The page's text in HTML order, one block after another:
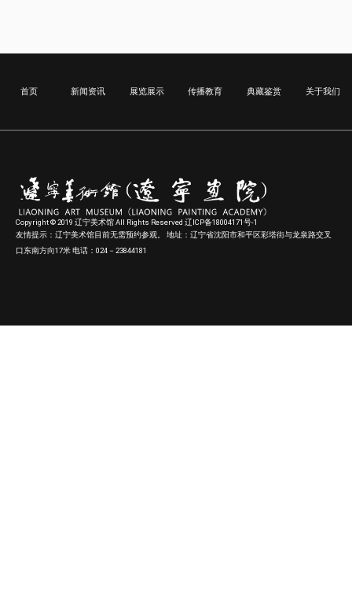
首页 新闻资讯 展览展示 传播教育 典藏鉴赏 关于我们
Copyright © 2019 辽宁美术馆 All Rights Reserved 辽ICP备18004171号-1
友情提示：辽宁美术馆目前无需预约参观。 地址：辽宁省沈阳市和平区彩塔街与龙泉路交叉
口东南方向17米 电话：024－23844181